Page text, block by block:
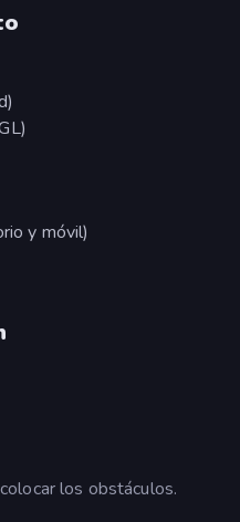
y móvil)
los obstáculos.